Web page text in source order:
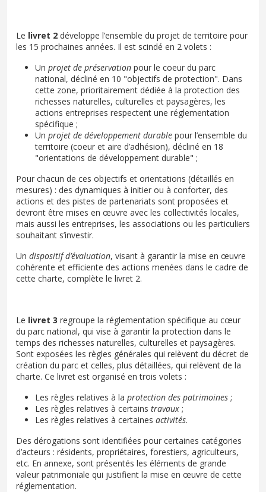
Le livret 2 développe l’ensemble du projet de territoire pour
les 15 prochaines années. Il est scindé en 2 volets :
Un projet de préservation pour le coeur du parc
national, décliné en 10 "objectifs de protection". Dans
cette zone, prioritairement dédiée à la protection des
richesses naturelles, culturelles et paysagères, les
actions entreprises respectent une réglementation
spécifique ;
Un projet de développement durable pour l’ensemble du
territoire (coeur et aire d’adhésion), décliné en 18
"orientations de développement durable" ;
Pour chacun de ces objectifs et orientations (détaillés en
mesures) : des dynamiques à initier ou à conforter, des
actions et des pistes de partenariats sont proposées et
devront être mises en œuvre avec les collectivités locales,
mais aussi les entreprises, les associations ou les particuliers
souhaitant s’investir.
Un dispositif d’évaluation, visant à garantir la mise en œuvre
cohérente et efficiente des actions menées dans le cadre de
cette charte, complète le livret 2.
Le livret 3 regroupe la réglementation spécifique au cœur
du parc national, qui vise à garantir la protection dans le
temps des richesses naturelles, culturelles et paysagères.
Sont exposées les règles générales qui relèvent du décret de
création du parc et celles, plus détaillées, qui relèvent de la
charte. Ce livret est organisé en trois volets :
Les règles relatives à la protection des patrimoines ;
Les règles relatives à certains travaux ;
Les règles relatives à certaines activités.
Des dérogations sont identifiées pour certaines catégories
d’acteurs : résidents, propriétaires, forestiers, agriculteurs,
etc. En annexe, sont présentés les éléments de grande
valeur patrimoniale qui justifient la mise en œuvre de cette
réglementation.